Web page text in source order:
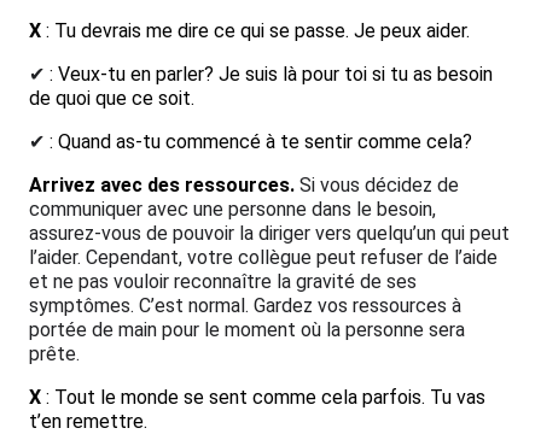
X : Tu devrais me dire ce qui se passe. Je peux aider.
✔ : Veux-tu en parler? Je suis là pour toi si tu as besoin
de quoi que ce soit.
✔ : Quand as-tu commencé à te sentir comme cela?
Arrivez avec des ressources. Si vous décidez de
communiquer avec une personne dans le besoin,
assurez-vous de pouvoir la diriger vers quelqu’un qui peut
l’aider. Cependant, votre collègue peut refuser de l’aide
et ne pas vouloir reconnaître la gravité de ses
symptômes. C’est normal. Gardez vos ressources à
portée de main pour le moment où la personne sera
prête.
X : Tout le monde se sent comme cela parfois. Tu vas
t’en remettre.